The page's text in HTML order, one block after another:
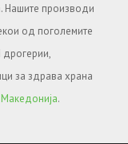
Нашите производи
од поголемите
дрогерии,
за здрава храна
.